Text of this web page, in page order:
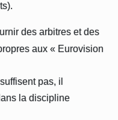
des arbitres et des
aux « Eurovision
pas, il
la discipline